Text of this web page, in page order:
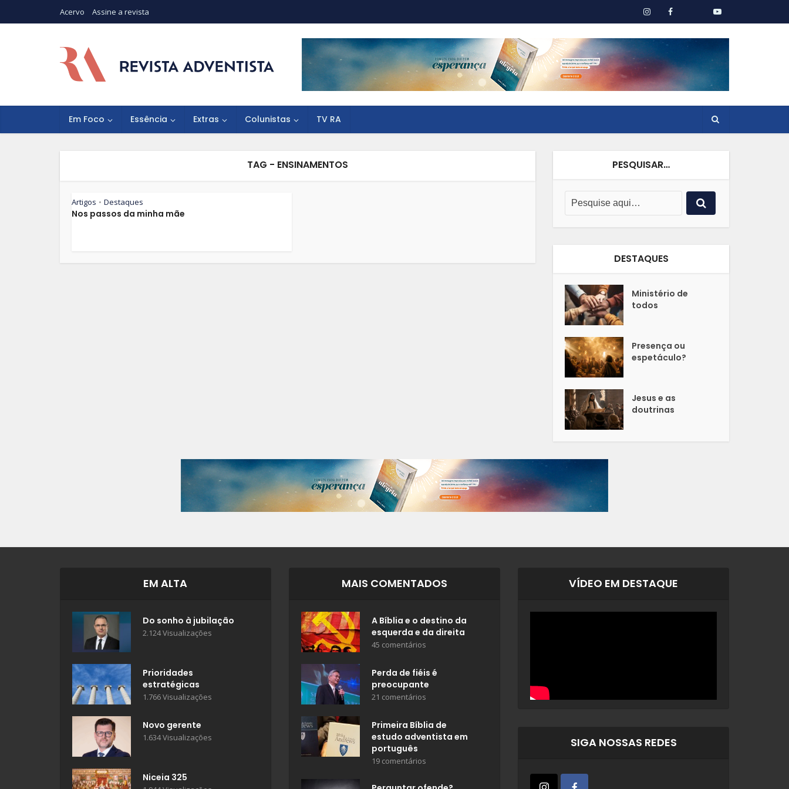
Acervo Assine a revista
Em Foco Essência Extras Colunistas TV RA
TAG - ENSINAMENTOS
Artigos • Destaques
Nos passos da minha mãe
PESQUISAR…
DESTAQUES
Ministério de
todos
Presença ou
espetáculo?
Jesus e as
doutrinas
EM ALTA
Do sonho à jubilação
2.124 Visualizações
Prioridades
estratégicas
1.766 Visualizações
Novo gerente
1.634 Visualizações
Niceia 325
MAIS COMENTADOS
A Bíblia e o destino da
esquerda e da direita
45 comentários
Perda de fiéis é
preocupante
21 comentários
Primeira Bíblia de
estudo adventista em
português
19 comentários
VÍDEO EM DESTAQUE
SIGA NOSSAS REDES